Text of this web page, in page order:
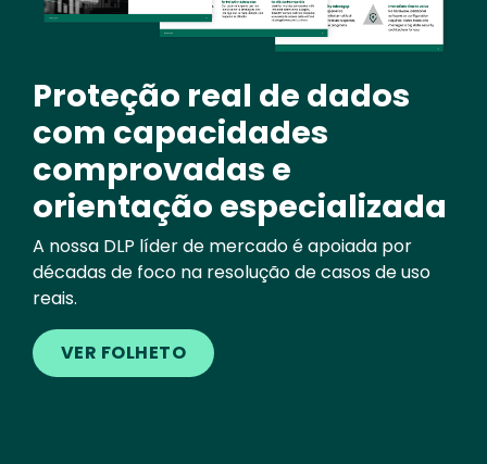
Proteção real de dados
com capacidades
comprovadas e
orientação especializada
A nossa DLP líder de mercado é apoiada por
décadas de foco na resolução de casos de uso
reais.
VER FOLHETO